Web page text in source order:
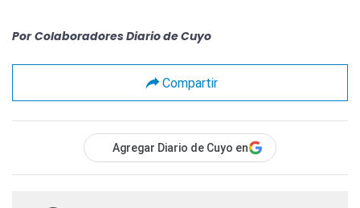
Por Colaboradores Diario de Cuyo
Compartir
Agregar Diario de Cuyo en